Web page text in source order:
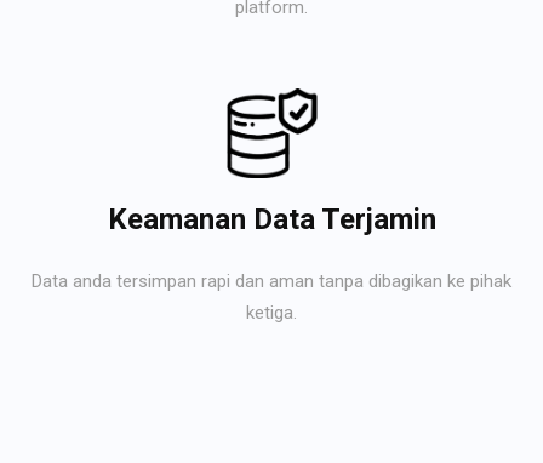
platform.
Keamanan Data Terjamin
Data anda tersimpan rapi dan aman tanpa dibagikan ke pihak
ketiga.